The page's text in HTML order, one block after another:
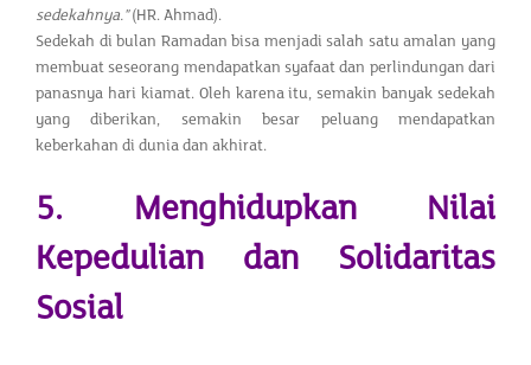
sedekahnya."(HR. Ahmad).
Sedekah di bulan Ramadan bisa menjadi salah satu amalan yang
membuat seseorang mendapatkan syafaat dan perlindungan dari
panasnya hari kiamat. Oleh karena itu, semakin banyak sedekah
yang diberikan, semakin besar peluang mendapatkan
keberkahan di dunia dan akhirat.
5. Menghidupkan Nilai
Kepedulian dan Solidaritas
Sosial